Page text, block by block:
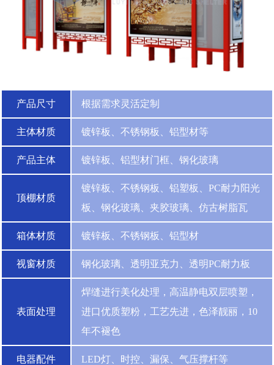
产品尺寸 根据需求灵活定制
主体材质 镀锌板、不锈钢板、铝型材等
产品主体 镀锌板、铝型材门框、钢化玻璃
顶棚材质
镀锌板、不锈钢板、铝塑板、PC耐力阳光
板、钢化玻璃、夹胶玻璃、仿古树脂瓦
箱体材质 镀锌板、不锈钢板、铝型材
视窗材质 钢化玻璃、透明亚克力、透明PC耐力板
表面处理
焊缝进行美化处理，高温静电双层喷塑，
进口优质塑粉，工艺先进，色泽靓丽，10
年不褪色
电器配件 LED灯、时控、漏保、气压撑杆等